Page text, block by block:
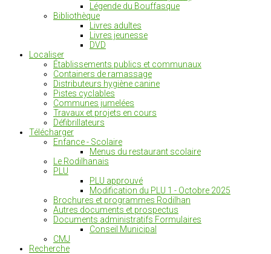
Légende du Bouffasque
Bibliothèque
Livres adultes
Livres jeunesse
DVD
Localiser
Établissements publics et communaux
Containers de ramassage
Distributeurs hygiène canine
Pistes cyclables
Communes jumelées
Travaux et projets en cours
Défibrillateurs
Télécharger
Enfance - Scolaire
Menus du restaurant scolaire
Le Rodilhanais
PLU
PLU approuvé
Modification du PLU 1 - Octobre 2025
Brochures et programmes Rodilhan
Autres documents et prospectus
Documents administratifs Formulaires
Conseil Municipal
CMJ
Recherche